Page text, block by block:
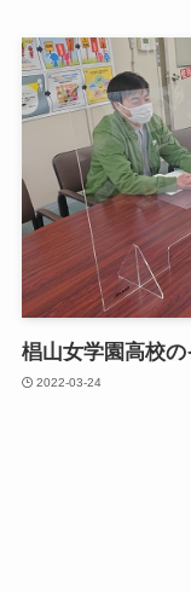
椙山女学園高校
2022-03-24